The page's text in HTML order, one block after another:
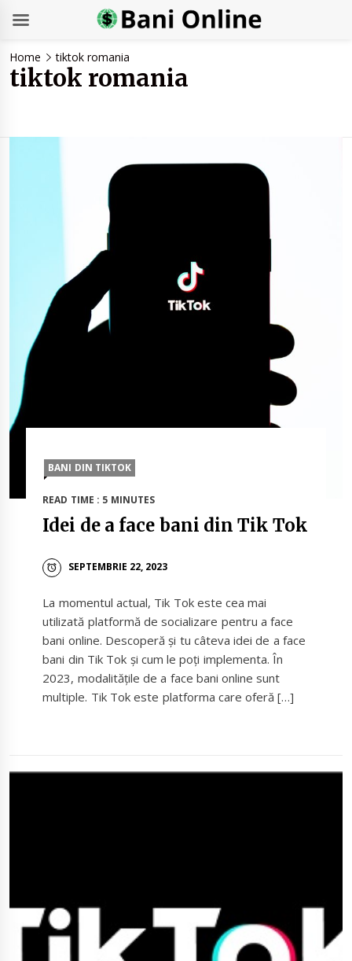
content
Home tiktok romania
tiktok romania
BANI DIN TIKTOK
READ TIME : 5 MINUTES
Idei de a face bani din Tik Tok
SEPTEMBRIE 22, 2023
La momentul actual, Tik Tok este cea mai
utilizată platformă de socializare pentru a face
bani online. Descoperă și tu câteva idei de a face
bani din Tik Tok și cum le poți implementa. În
2023, modalitățile de a face bani online sunt
multiple. Tik Tok este platforma care oferă […]